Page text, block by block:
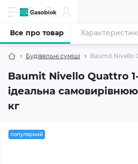
Будівельні суміші Baumit Nivello
Baumit Nivello Quattro
ідеальна
кг
Все про товар
популярний